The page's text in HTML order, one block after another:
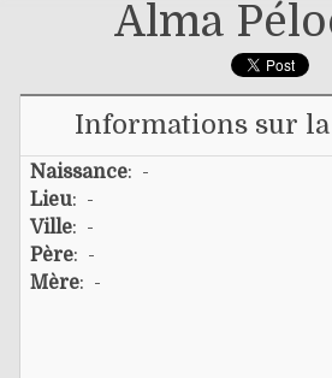
Alma
Informations sur la
Naissance: -
Lieu: -
Ville: -
Père: -
Mère: -